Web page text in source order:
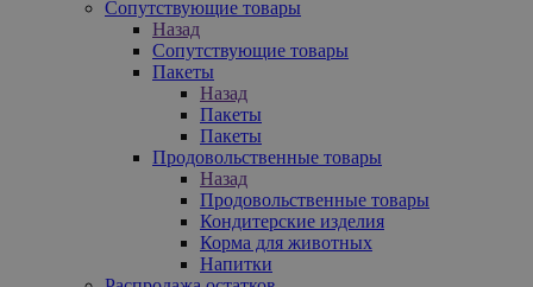
Сопутствующие товары
Назад
Сопутствующие товары
Пакеты
Назад
Пакеты
Пакеты
Продовольственные товары
Назад
Продовольственные товары
Кондитерские изделия
Корма для животных
Напитки